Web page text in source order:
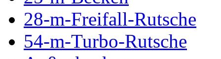
28-m-Freifall-Rutsche
54-m-Turbo-Rutsche